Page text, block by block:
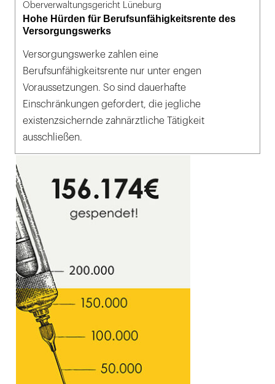
Oberverwaltungsgericht Lüneburg
Hohe Hürden für Berufsunfähigkeitsrente des
Versorgungswerks
Versorgungswerke zahlen eine
Berufsunfähigkeitsrente nur unter engen
Voraussetzungen. So sind dauerhafte
Einschränkungen gefordert, die jegliche
existenzsichernde zahnärztliche Tätigkeit
ausschließen.